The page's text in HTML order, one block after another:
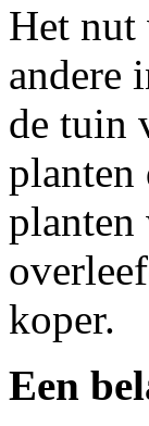
Het nut
andere
de tuin
planten
planten
koper.
Een